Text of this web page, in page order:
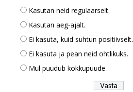
Kasutan neid regulaarselt.
Kasutan aeg-ajalt.
Ei kasuta, kuid suhtun positiivselt.
Ei kasuta ja pean neid ohtlikuks.
Mul puudub kokkupuude.